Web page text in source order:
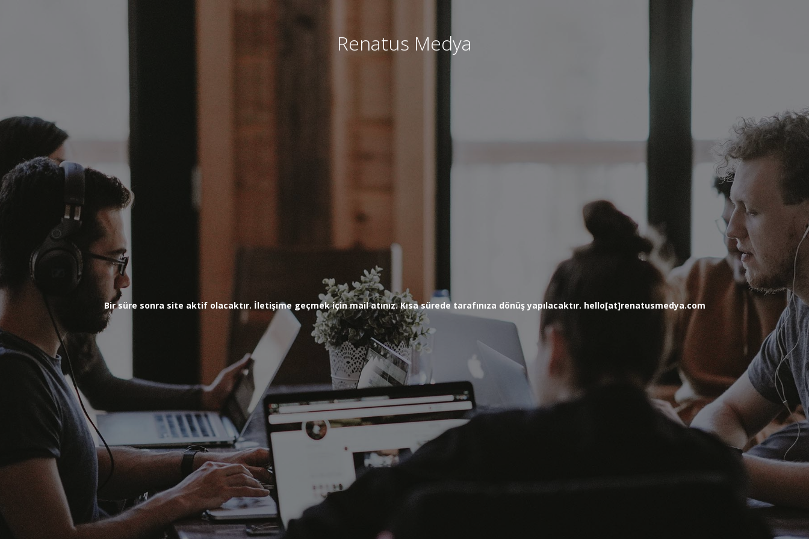
Renatus Medya
Bir süre sonra site aktif olacaktır. İletişime geçmek için mail atınız. Kısa sürede tarafınıza dönüş yapılacaktır. hello[at]renatusmedya.com